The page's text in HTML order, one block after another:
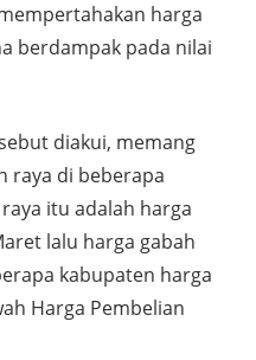
harga
berdampak pada nilai
diakui, memang
raya di beberapa
itu adalah harga
lalu harga gabah
kabupaten harga
Harga Pembelian